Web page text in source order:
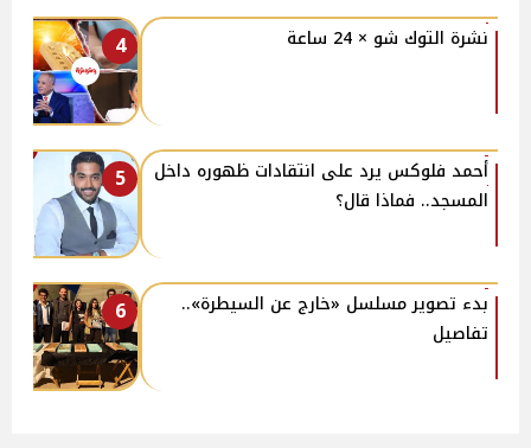
4 نشرة التوك شو × 24 ساعة
5
أحمد فلوكس يرد على انتقادات ظهوره داخل
المسجد.. فماذا قال؟
6
بدء تصوير مسلسل «خارج عن السيطرة»..
تفاصيل